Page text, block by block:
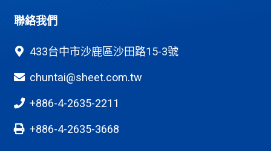
聯絡我們
433台中市沙鹿區沙田路15-3號
chuntai@sheet.com.tw
+886-4-2635-2211
+886-4-2635-3668